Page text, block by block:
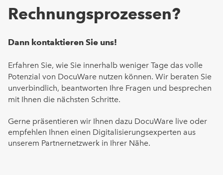
Rechnungsprozessen?
Dann kontaktieren Sie uns!
Erfahren Sie, wie Sie innerhalb weniger Tage das volle
Potenzial von DocuWare nutzen können. Wir beraten Sie
unverbindlich, beantworten Ihre Fragen und besprechen
mit Ihnen die nächsten Schritte.
Gerne präsentieren wir Ihnen dazu DocuWare live oder
empfehlen Ihnen einen Digitalisierungsexperten aus
unserem Partnernetzwerk in Ihrer Nähe.